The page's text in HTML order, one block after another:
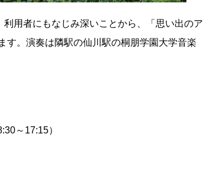
用者にもなじみ深いことから、「思い出のア
す。演奏は隣駅の仙川駅の桐朋学園大学音楽
～17:15）